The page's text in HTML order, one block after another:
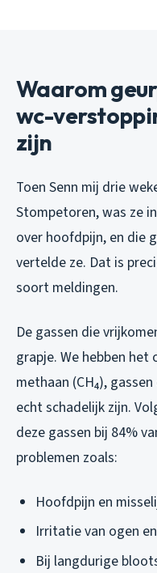
Waarom
wc-
zijn
Toen Senn mij drie
Stompetoren, was ze
over hoofdpijn, en die
vertelde ze. Dat is
soort meldingen.
De gassen die
grapje. We hebben
methaan (CH₄),
echt schadelijk zijn.
deze gassen bij 84%
problemen zoals:
Hoofdpijn en
Irritatie van ogen
Bij langdurige